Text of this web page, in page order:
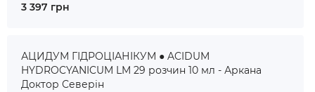
3 397 грн
АЦИДУМ ГІДРОЦІАНІКУМ ● ACIDUM
HYDROCYANICUM LM 29 розчин 10 мл - Аркана
Доктор Северін